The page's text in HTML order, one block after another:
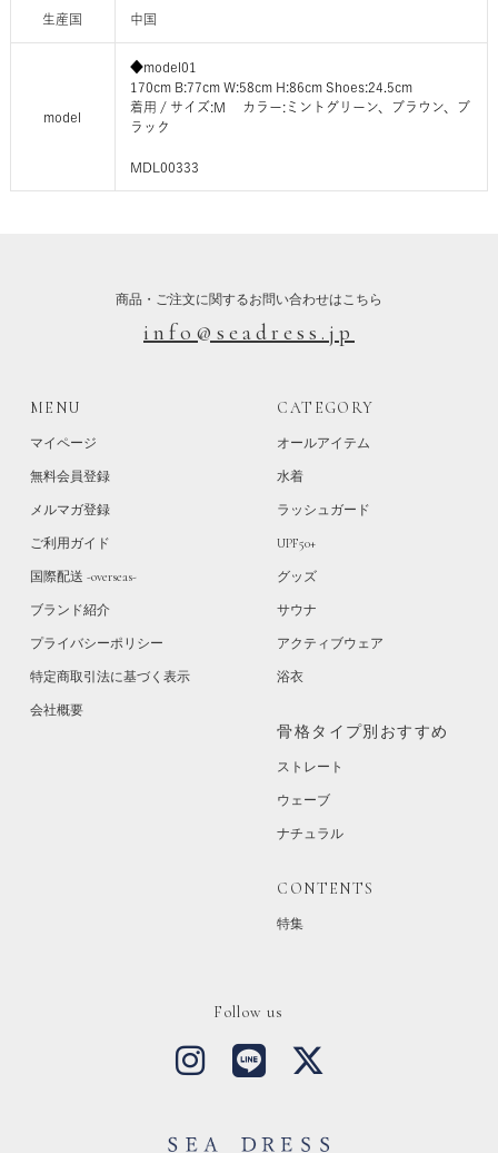
生産国 中国
model
◆model01
170cm B:77cm W:58cm H:86cm Shoes:24.5cm
着用 / サイズ:M カラー:ミントグリーン、ブラウン、ブ
ラック
MDL00333
商品・ご注文に関するお問い合わせはこちら
info@seadress.jp
MENU
マイページ
無料会員登録
メルマガ登録
ご利用ガイド
国際配送 -overseas-
ブランド紹介
プライバシーポリシー
特定商取引法に基づく表示
会社概要
CATEGORY
オールアイテム
水着
ラッシュガード
UPF50+
グッズ
サウナ
アクティブウェア
浴衣
骨格タイプ別おすすめ
ストレート
ウェーブ
ナチュラル
CONTENTS
特集
Follow us